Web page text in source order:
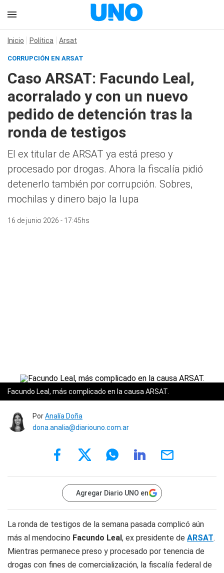
Inicio Política Arsat
CORRUPCIÓN EN ARSAT
Caso ARSAT: Facundo Leal,
acorralado y con un nuevo
pedido de detención tras la
ronda de testigos
El ex titular de ARSAT ya está preso y
procesado por drogas. Ahora la fiscalía pidió
detenerlo también por corrupción. Sobres,
mochilas y dinero bajo la lupa
16 de junio 2026 - 17:45hs
Facundo Leal, más complicado en la causa ARSAT.
PorAnalía Doña
dona.analia@diariouno.com.ar
Agregar Diario UNO en
La ronda de testigos de la semana pasada complicó aún
más al mendocino Facundo Leal, ex presidente de ARSAT.
Mientras permanece preso y procesado por tenencia de
drogas con fines de comercialización, la fiscalía federal de